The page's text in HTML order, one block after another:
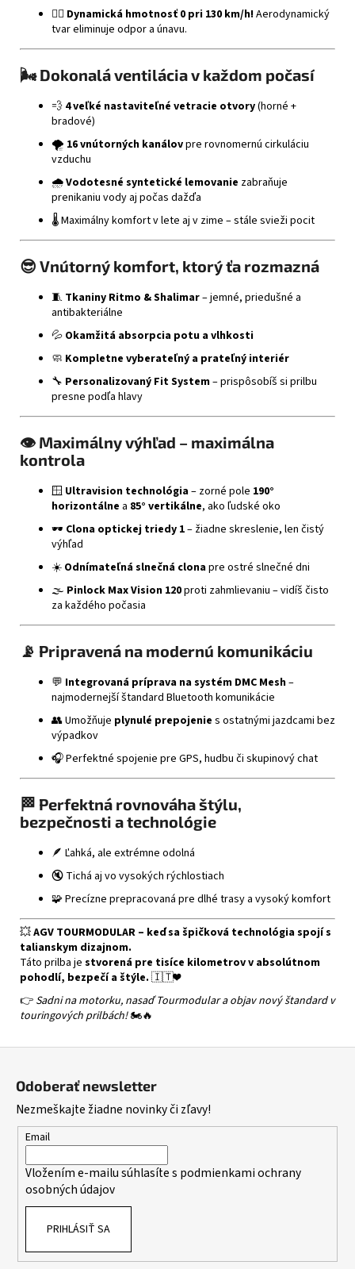
🧍‍♂️ Dynamická hmotnosť 0 pri 130 km/h!Aerodynamický
tvar eliminuje odpor a únavu.
🌬️Dokonalá ventilácia v každom počasí
💨 4 veľké nastaviteľné vetracie otvory(horné +
bradové)
🌪️ 16 vnútorných kanálovpre rovnomernú cirkuláciu
vzduchu
🌧️Vodotesné syntetické lemovanie zabraňuje
prenikaniu vody aj počas dažďa
🌡️ Maximálny komfort v lete aj v zime – stále svieži pocit
😎 Vnútorný komfort, ktorý ťa rozmazná
🧵 Tkaniny Ritmo & Shalimar– jemné, priedušné a
antibakteriálne
💦 Okamžitá absorpcia potu a vlhkosti
🧼 Kompletne vyberateľný a prateľný interiér
🔧 Personalizovaný Fit System– prispôsobíš si prilbu
presne podľa hlavy
👁️ Maximálny výhľad – maximálna
kontrola
🪟 Ultravision technológia– zorné pole 190°
horizontálne a 85° vertikálne, ako ľudské oko
🕶️ Clona optickej triedy 1– žiadne skreslenie, len čistý
výhľad
☀️ Odnímateľná slnečná clonapre ostré slnečné dni
🌫️ Pinlock Max Vision 120proti zahmlievaniu – vidíš čisto
za každého počasia
📡 Pripravená na modernú komunikáciu
💬 Integrovaná príprava na systém DMC Mesh–
najmodernejší štandard Bluetooth komunikácie
👥 Umožňuje plynulé prepojenie s ostatnými jazdcami bez
výpadkov
🎧 Perfektné spojenie pre GPS, hudbu či skupinový chat
🏁 Perfektná rovnováha štýlu,
bezpečnosti a technológie
🪶 Ľahká, ale extrémne odolná
🔇 Tichá aj vo vysokých rýchlostiach
🧩 Precízne prepracovaná pre dlhé trasy a vysoký komfort
💥AGV TOURMODULAR – keď sa špičková technológia spojí s
talianskym dizajnom.
Táto prilba je stvorená pre tisíce kilometrov v absolútnom
pohodlí, bezpečí a štýle. 🇮🇹❤️
👉 Sadni na motorku, nasaď Tourmodular a objav nový štandard v
touringových prilbách!🏍️🔥
Odoberať newsletter
Nezmeškajte žiadne novinky či zľavy!
Email
Vložením e-mailu súhlasíte s podmienkami ochrany
osobných údajov
PRIHLÁSIŤ SA